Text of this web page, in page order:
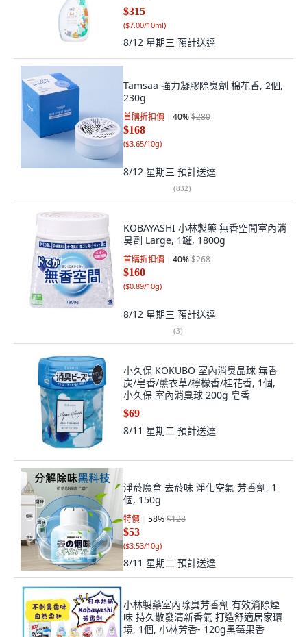
$315
($7.00/10ml)
8/12 星期三 預計送達
Tamsaa 強力凝膠除臭劑 棉花香, 2個,
230g
首購折扣價 40%$280
$168
($3.65/10g)
8/12 星期三 預計送達
(832)
KOBAYASHI 小林製藥 無香空間室內消
臭劑 Large, 1罐, 1800g
首購折扣價 40%$268
$160
($0.89/10g)
8/12 星期三 預計送達
(3)
小久保 KOKUBO 室內消臭晶球 無香
炭/皂香/薰衣草/檸檬香/桂花香, 1個,
小久保 室內消臭球 200g 皂香
$69
8/11 星期二 預計送達
淨菸魔盒 去菸味 淨化空氣 芳香劑, 1
個, 150g
特價 58%$128
$53
($3.53/10g)
8/11 星期二 預計送達
小林製藥室內除臭芳香劑 有效消除煙
味 持久散發清新香氣 打造舒適居家環
境, 1個, 小林芳香- 120g黑莓果香